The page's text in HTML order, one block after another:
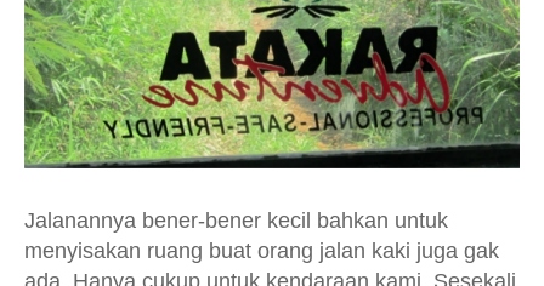
Jalanannya bener-bener kecil bahkan untuk
menyisakan ruang buat orang jalan kaki juga gak
ada. Hanya cukup untuk kendaraan kami. Sesekali